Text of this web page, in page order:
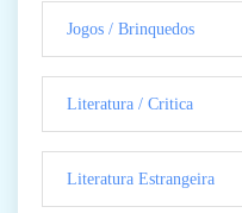
Jogos / Brinquedos
Literatura / Critica
Literatura Estrangeira